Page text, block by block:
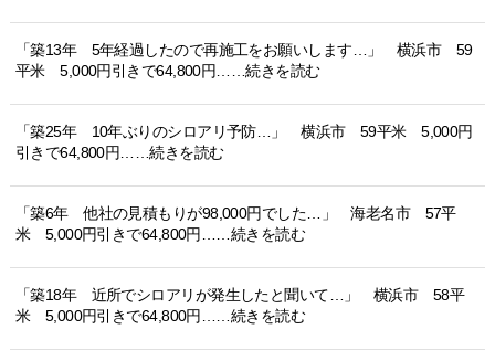
「築13年 5年経過したので再施工をお願いします…」 横浜市 59
平米 5,000円引きで64,800円……続きを読む
「築25年 10年ぶりのシロアリ予防…」 横浜市 59平米 5,000円
引きで64,800円……続きを読む
「築6年 他社の見積もりが98,000円でした…」 海老名市 57平
米 5,000円引きで64,800円……続きを読む
「築18年 近所でシロアリが発生したと聞いて…」 横浜市 58平
米 5,000円引きで64,800円……続きを読む